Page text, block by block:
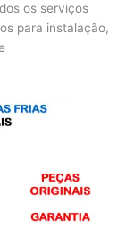
os serviços
para instalação,